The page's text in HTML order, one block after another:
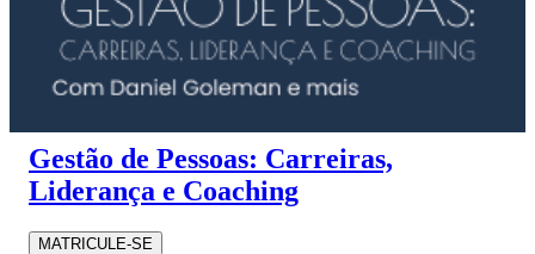
Gestão de Pessoas: Carreiras,
Liderança e Coaching
MATRICULE-SE